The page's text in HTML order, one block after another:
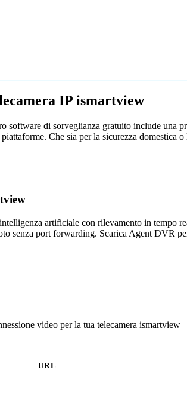
IP ismartview
di sorveglianza gratuito include una
Che sia per la sicurezza
artificiale con rilevamento in tempo
senza port forwarding. Scarica Agent DVR
video per la tua telecamera ismartview
URL